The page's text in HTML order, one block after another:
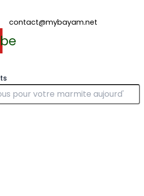
contact@mybayam.net